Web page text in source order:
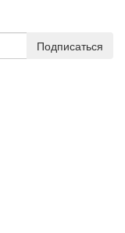
Подписаться